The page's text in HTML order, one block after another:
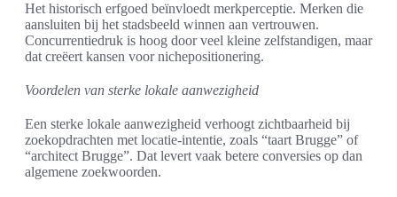
Het historisch erfgoed beïnvloedt merkperceptie. Merken die
aansluiten bij het stadsbeeld winnen aan vertrouwen.
Concurrentiedruk is hoog door veel kleine zelfstandigen, maar
dat creëert kansen voor nichepositionering.
Voordelen van sterke lokale aanwezigheid
Een sterke lokale aanwezigheid verhoogt zichtbaarheid bij
zoekopdrachten met locatie-intentie, zoals “taart Brugge” of
“architect Brugge”. Dat levert vaak betere conversies op dan
algemene zoekwoorden.